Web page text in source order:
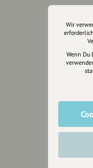
wollen.
Wir
Wenn Du